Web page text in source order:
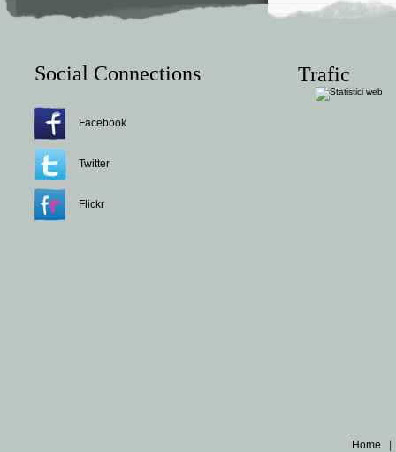
Social Connections
Facebook
Twitter
Flickr
Trafic
Home